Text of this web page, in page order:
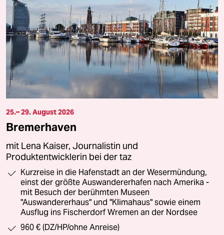
25.– 29. August 2026
Bremerhaven
mit Lena Kaiser, Journalistin und
Produktentwicklerin bei der taz
Kurzreise in die Hafenstadt an der Wesermündung,
einst der größte Auswandererhafen nach Amerika -
mit Besuch der berühmten Museen
"Auswandererhaus" und "Klimahaus" sowie einem
Ausflug ins Fischerdorf Wremen an der Nordsee
960 € (DZ/HP/ohne Anreise)